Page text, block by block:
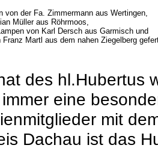
von der Fa. Zimmermann aus Wertingen,
Müller aus Röhrmoos,
von Karl Dersch aus Garmisch und
Martl aus dem nahen Ziegelberg
des hl.Hubertus
eine
mit
Dachau ist das